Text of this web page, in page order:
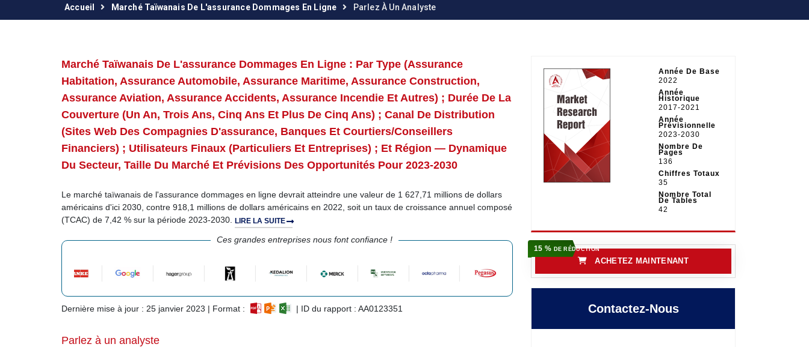
Accueil Marché Taïwanais De L'assurance Dommages En Ligne Parlez À Un Analyste
Marché Taïwanais De L'assurance Dommages En Ligne : Par Type (assurance
Habitation, Assurance Automobile, Assurance Maritime, Assurance Construction,
Assurance Aviation, Assurance Accidents, Assurance Incendie Et Autres) ; Durée De La
Couverture (un An, Trois Ans, Cinq Ans Et Plus De Cinq Ans) ; Canal De Distribution
(sites Web Des Compagnies D'assurance, Banques Et Courtiers/conseillers
Financiers) ; Utilisateurs Finaux (particuliers Et Entreprises) ; Et Région — Dynamique
Du Secteur, Taille Du Marché Et Prévisions Des Opportunités Pour 2023-2030
Le marché taïwanais de l'assurance dommages en ligne devrait atteindre une valeur de 1 627,71 millions de dollars
américains d'ici 2030, contre 918,1 millions de dollars américains en 2022, soit un taux de croissance annuel composé
(TCAC) de 7,42 % sur la période 2023-2030. LIRE LA SUITE
Ces grandes entreprises nous font confiance !
Dernière mise à jour : 25 janvier 2023 | Format : | ID du rapport : AA0123351
Parlez à un analyste
Année De Base
2022
Année
Historique
2017-2021
Année
Prévisionnelle
2023-2030
Nombre De
Pages
136
Chiffres Totaux
35
Nombre Total
De Tables
42
15 % DE RÉDUCTION
ACHETEZ MAINTENANT
Contactez-Nous